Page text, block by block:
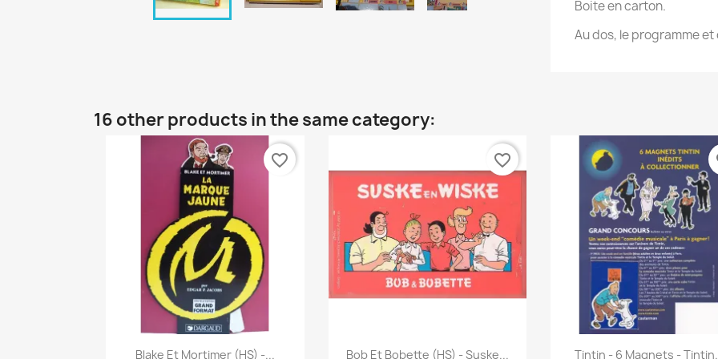
Boite en carton.
Au dos, le programme
16 other products in the same category:
Quick view
Blake Et Mortimer (HS) -...
favorite_border
Quick view
Bob Et Bobette (HS) - Suske...
favorite_border
 Quick view
Tintin - 6 Magnets -